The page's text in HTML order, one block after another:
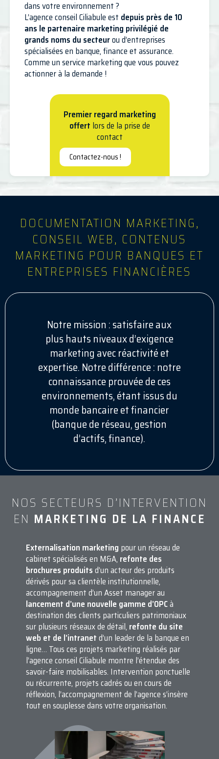
dans votre environnement ?
L’agence conseil Ciliabule est depuis près de 10
ans le partenaire marketing privilégié de
grands noms du secteurou d’entreprises
spécialisées en banque, finance et assurance.
Comme un service marketing que vous pouvez
actionner à la demande !
Premier regard marketing
offert lors de la prise de
contact
Contactez-nous !
DOCUMENTATION MARKETING,
CONSEIL WEB, CONTENUS
MARKETING POUR BANQUES ET
ENTREPRISES FINANCIÈRES
Notre mission : satisfaire aux
plus hauts niveaux d’exigence
marketing avec réactivité et
expertise. Notre différence : notre
connaissance prouvée de ces
environnements, étant issus du
monde bancaire et financier
(banque de réseau, gestion
d’actifs, finance).
NOS SECTEURS D’INTERVENTION
EN MARKETING DE LA FINANCE
Externalisation marketing pour un réseau de
cabinet spécialisés en M&A, refonte des
brochures produitsd’un acteur des produits
dérivés pour sa clientèle institutionnelle,
accompagnement d’un Asset manager au
lancement d’une nouvelle gamme d’OPCà
destination des clients particuliers patrimoniaux
sur plusieurs réseaux de détail, refonte du site
web et de l’intranetd’un leader de la banque en
ligne… Tous ces projets marketing réalisés par
l’agence conseil Ciliabule montre l’étendue des
savoir-faire mobilisables. Intervention ponctuelle
ou récurrente, projets cadrés ou en cours de
réflexion, l’accompagnement de l’agence s’insère
tout en souplesse dans votre organisation.